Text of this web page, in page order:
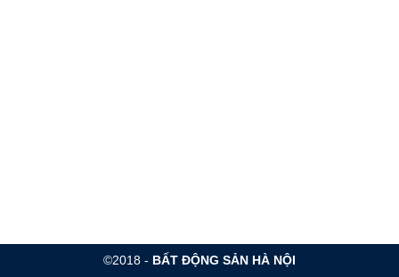
©2018 - BẤT ĐỘNG SẢN HÀ NỘI